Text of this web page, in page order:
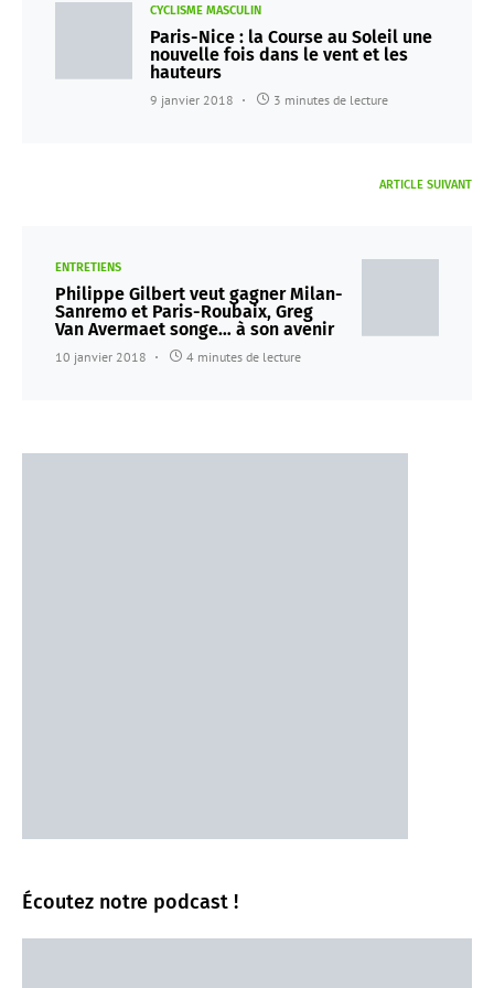
CYCLISME MASCULIN
Paris-Nice : la Course au Soleil une
nouvelle fois dans le vent et les
hauteurs
9 janvier 2018 3 minutes de lecture
ARTICLE SUIVANT
ENTRETIENS
Philippe Gilbert veut gagner Milan-
Sanremo et Paris-Roubaix, Greg
Van Avermaet songe… à son avenir
10 janvier 2018 4 minutes de lecture
Écoutez notre podcast !